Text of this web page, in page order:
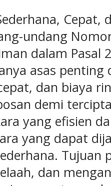
Cepat,
undang
dalam Pasal
asas
dan biaya
demi
yang efisien
yang dapat
Tujuan
dan